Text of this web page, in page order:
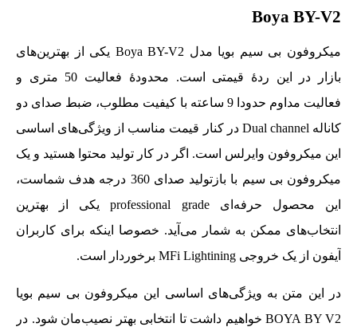
Boya BY-V2
میکروفون بی سیم بویا مدل Boya BY-V2 یکی از بهترین‌های
بازار در این ردۀ قیمتی است. محدودۀ فعالیت 50 متری و
فعالیت مداوم حدودا 9 ساعته با کیفیت مطلوب، ضبط صدای دو
کاناله Dual channel در کنار قیمت مناسب از ویژگی‌های اساسی
این میکروفون وایرلس است. اگر در کار تولید محتوا هستید و یک
میکروفون بی سیم با بازتولید صدای 360 درجه هدف شماست،
این محصول حرفه‌ای professional grade یکی از بهترین
انتخاب‌های ممکن به شمار می‌آید. خصوصا اینکه برای کاربران
آیفون از یک خروجی MFi Lightining برخوردار است.
در این متن به ویژگی‌های اساسی این میکروفون بی سیم بویا
BOYA BY V2 خواهیم داشت تا انتخابی بهتر نصیب‌مان شود. در